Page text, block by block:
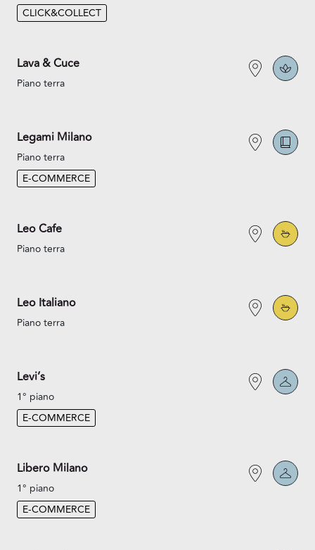
CLICK&COLLECT
Lava & Cuce
Piano terra
Legami Milano
Piano terra
E-COMMERCE
Leo Cafe
Piano terra
Leo Italiano
Piano terra
Levi’s
1° piano
E-COMMERCE
Libero Milano
1° piano
E-COMMERCE